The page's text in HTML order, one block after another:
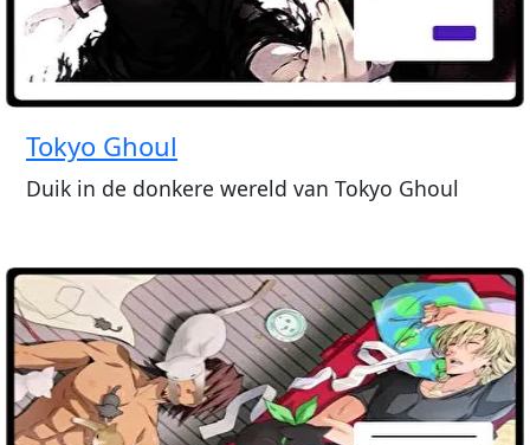
Tokyo Ghoul
Duik in de donkere wereld van Tokyo Ghoul